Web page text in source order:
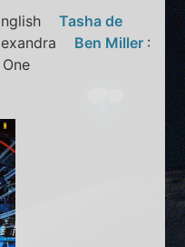
Tasha de
Ben Miller :
One